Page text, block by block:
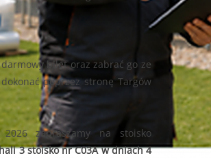
bilet oraz zabrać go ze
poprzez stronę Targów
zapraszamy na stoisko
3 stoisko nr C03A w dniach 4